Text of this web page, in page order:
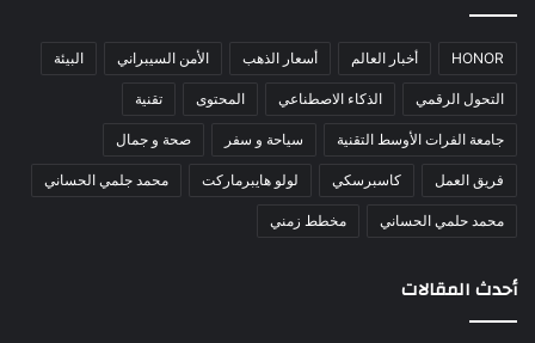
HONOR أخبار العالم أسعار الذهب الأمن السيبراني البيئة
التحول الرقمي الذكاء الاصطناعي المحتوى تقنية
جامعة الفرات الأوسط التقنية سياحة و سفر صحة و جمال
فريق العمل كاسبرسكي لولو هايبرماركت محمد جلمي الحساني
محمد حلمي الحساني مخطط زمني
أحدث المقالات